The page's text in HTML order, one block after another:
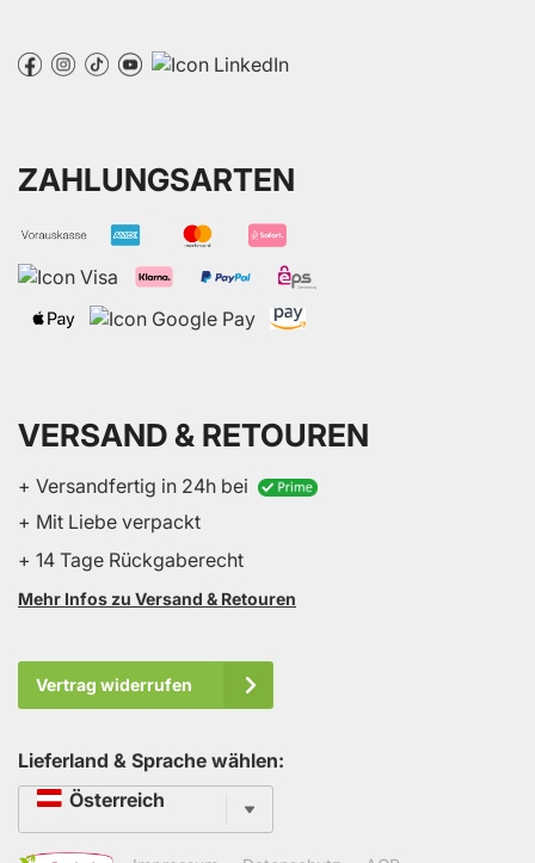
ZAHLUNGSARTEN
VERSAND & RETOUREN
+ Versandfertig in 24h bei
+ Mit Liebe verpackt
+ 14 Tage Rückgaberecht
Mehr Infos zu Versand & Retouren
Vertrag widerrufen
Lieferland & Sprache wählen:
SpracheÖsterreich